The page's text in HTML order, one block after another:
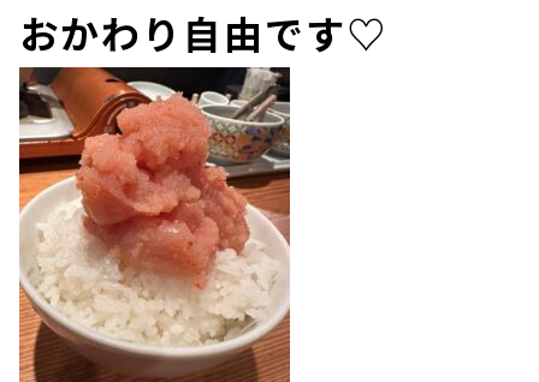
おかわり自由です♡